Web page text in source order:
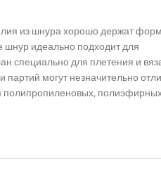
из шнура хорошо держат
шнур идеально подходит для
специально для плетения и
могут незначительно
полипропиленовых,